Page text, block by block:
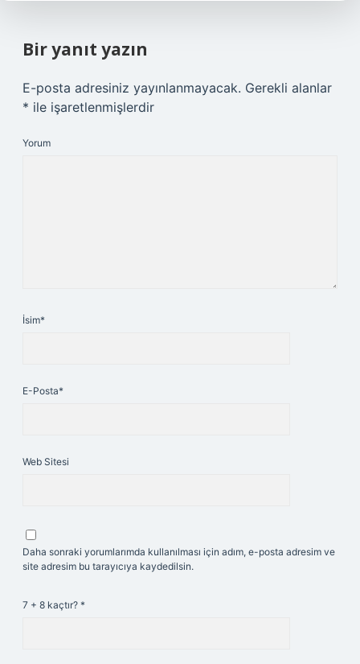
Bir yanıt yazın
E-posta adresiniz yayınlanmayacak. Gerekli alanlar
* ile işaretlenmişlerdir
Yorum
İsim*
E-Posta*
Web Sitesi
Daha sonraki yorumlarımda kullanılması için adım, e-posta adresim ve
site adresim bu tarayıcıya kaydedilsin.
7 + 8 kaçtır? *